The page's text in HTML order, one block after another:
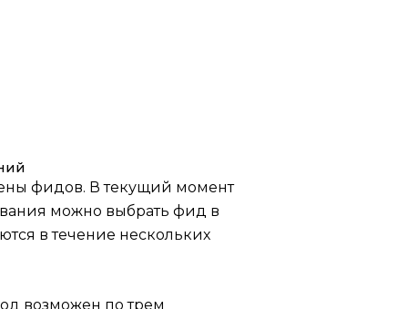
фидов. В текущий момент
можно выбрать фид в
в течение нескольких
возможен по трем